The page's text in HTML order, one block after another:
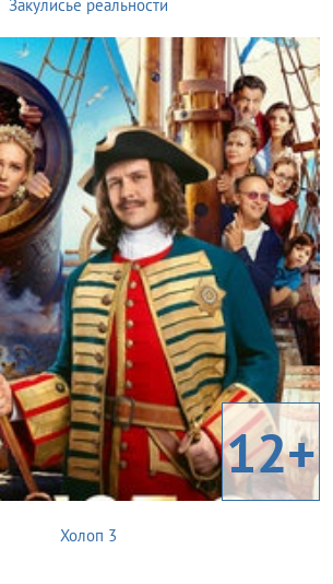
Закулисье реальности
12+
Холоп 3